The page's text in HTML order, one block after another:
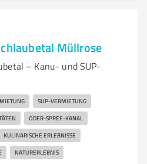
Müllrose
– Kanu- und SUP-
SUP-VERMIETUNG
ODER-SPREE-KANAL
KULINARISCHE ERLEBNISSE
NATURERLEBNIS